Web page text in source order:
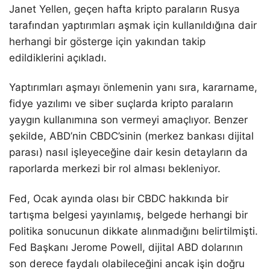
Janet Yellen, geçen hafta kripto paraların Rusya
tarafından yaptırımları aşmak için kullanıldığına dair
herhangi bir gösterge için yakından takip
edildiklerini açıkladı.
Yaptırımları aşmayı önlemenin yanı sıra, kararname,
fidye yazılımı ve siber suçlarda kripto paraların
yaygın kullanımına son vermeyi amaçlıyor. Benzer
şekilde, ABD’nin CBDC’sinin (merkez bankası dijital
parası) nasıl işleyeceğine dair kesin detayların da
raporlarda merkezi bir rol alması bekleniyor.
Fed, Ocak ayında olası bir CBDC hakkında bir
tartışma belgesi yayınlamış, belgede herhangi bir
politika sonucunun dikkate alınmadığını belirtilmişti.
Fed Başkanı Jerome Powell, dijital ABD dolarının
son derece faydalı olabileceğini ancak işin doğru